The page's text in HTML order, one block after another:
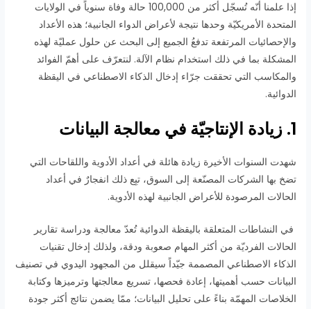
إذا علمنا أنّه تُسجّل أكثر من 100,000 حالة وفاة سنوياً في الولايات
المتحدة الأمريكيّة وحدها نتيجة لأعراض الدواء الجانبية؛ هذه الأعداد
والإحصائيات المرتفعة تدفعُ الجميع إلى البحث عن حلول عمليّة لهذه
المشكلة بما في ذلك استخدام نظام الآلة. لنتعرّف على أهمّ الفوائد
والمكاسب التي تحققت جرّاء إدخال الذكاء الاصطناعي في اليقظة
الدوائية.
1. زيادة الإنتاجيّة في معالجة البيانات
شهدت السنوات الأخيرة زيادة هائلة في أعداد الأدوية واللقاحات التي
تضخ بها الشركات المصنّعة إلى السوق، تبِع ذلك انفجارٌ في أعداد
الحالات المرصودة للأعراض الجانبية لهذه الأدوية.
في النشاطات المتعلقة باليقظة الدوائية تُعدّ معالجة ودراسة تقارير
الحالات الفرديّة من أكثر المهام صعوبة ودقة، ولذلك إدخال تقنيات
الذكاء الاصطناعي المصممة جيّداً سيقلل من المجهود اليدوي في تصنيف
البيانات حسب أهميتها، إعادة فحصها، تسريع معالجتها وترميزها وكتابة
الخلاصات المهمّة بناءً على تحليل البيانات؛ ممّا يضمن نتائج أكثر جودة